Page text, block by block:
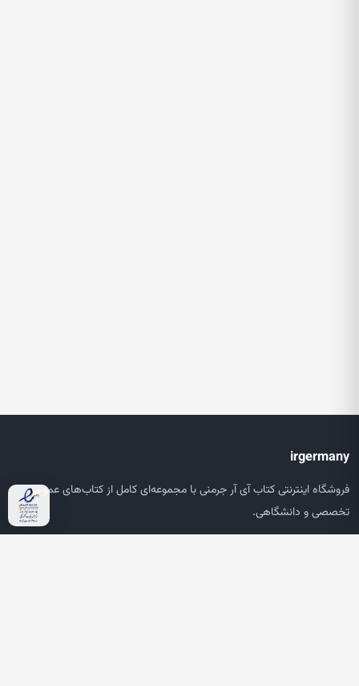
irgermany
فروشگاه اینترنتی کتاب آی آر جرمنی با مجموعه‌ای کامل از کتاب‌های عمومی،
تخصصی و دانشگاهی.